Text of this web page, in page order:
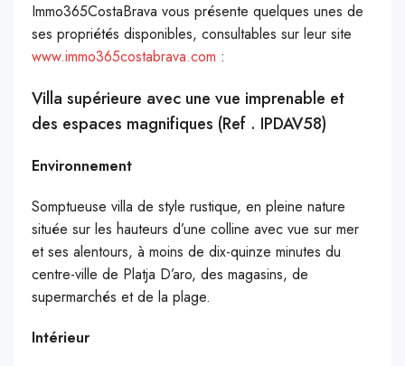
Immo365CostaBrava vous présente quelques unes de
ses propriétés disponibles, consultables sur leur site
www.immo365costabrava.com :
Villa supérieure avec une vue imprenable et
des espaces magnifiques (Ref . IPDAV58)
Environnement
Somptueuse villa de style rustique, en pleine nature
située sur les hauteurs d’une colline avec vue sur mer
et ses alentours, à moins de dix-quinze minutes du
centre-ville de Platja D’aro, des magasins, de
supermarchés et de la plage.
Intérieur